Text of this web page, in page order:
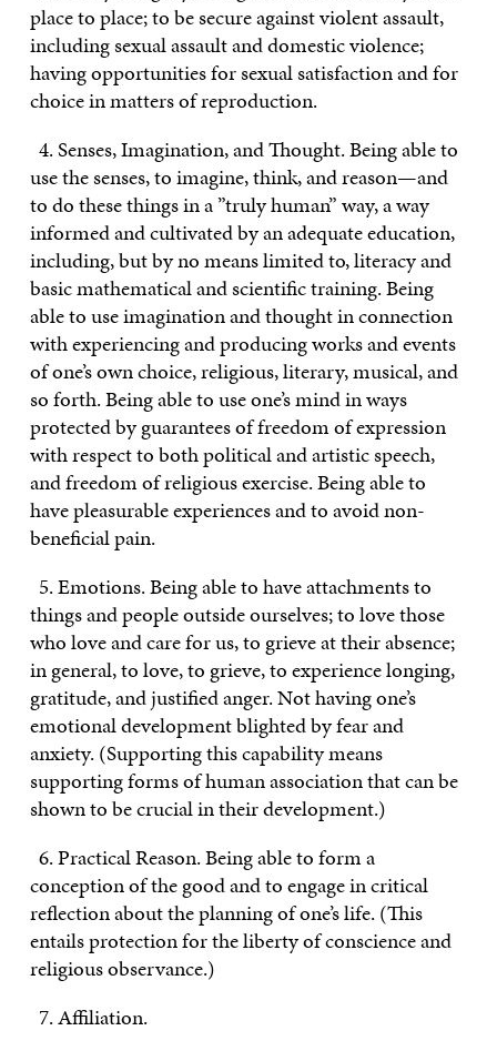
place to place; to be secure against violent assault,
including sexual assault and domestic violence;
having opportunities for sexual satisfaction and for
choice in matters of reproduction.
4. Senses, Imagination, and Thought. Being able to
use the senses, to imagine, think, and reason—and
to do these things in a ”truly human” way, a way
informed and cultivated by an adequate education,
including, but by no means limited to, literacy and
basic mathematical and scientific training. Being
able to use imagination and thought in connection
with experiencing and producing works and events
of one’s own choice, religious, literary, musical, and
so forth. Being able to use one’s mind in ways
protected by guarantees of freedom of expression
with respect to both political and artistic speech,
and freedom of religious exercise. Being able to
have pleasurable experiences and to avoid non-
beneficial pain.
5. Emotions. Being able to have attachments to
things and people outside ourselves; to love those
who love and care for us, to grieve at their absence;
in general, to love, to grieve, to experience longing,
gratitude, and justified anger. Not having one’s
emotional development blighted by fear and
anxiety. (Supporting this capability means
supporting forms of human association that can be
shown to be crucial in their development.)
6. Practical Reason. Being able to form a
conception of the good and to engage in critical
reflection about the planning of one’s life. (This
entails protection for the liberty of conscience and
religious observance.)
7. Affiliation.